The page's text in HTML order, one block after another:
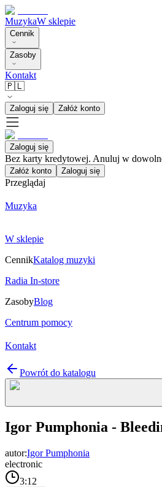
MuzykaW sklepie
Cennik
Zasoby
Kontakt
🇵🇱
Zaloguj się Załóż konto
Zaloguj się
Bez karty kredytowej. Anuluj w
Załóż konto Zaloguj się
Przeglądaj
Muzyka
W sklepie
CennikKatalog muzyki
Radia In-store
ZasobyBlog
Centrum pomocy
Kontakt
Powrót do katalogu
Igor Pumphonia -
autor:Igor Pumphonia
electronic
3:12